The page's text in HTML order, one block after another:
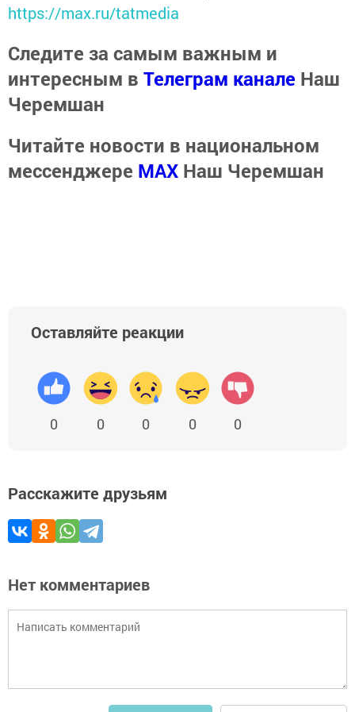
https://max.ru/tatmedia
Следите за самым важным и
интересным в Телеграм канале Наш
Черемшан
Читайте новости в национальном
мессенджере MАХ Наш Черемшан
Оставляйте реакции
0 0 0 0 0
Расскажите друзьям
Нет комментариев